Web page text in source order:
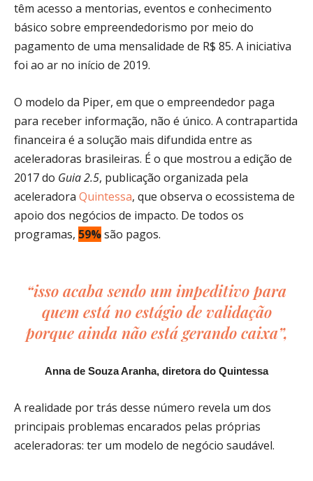
têm acesso a mentorias, eventos e conhecimento
básico sobre empreendedorismo por meio do
pagamento de uma mensalidade de R$ 85. A iniciativa
foi ao ar no início de 2019.
O modelo da Piper, em que o empreendedor paga
para receber informação, não é único. A contrapartida
financeira é a solução mais difundida entre as
aceleradoras brasileiras. É o que mostrou a edição de
2017 do Guia 2.5, publicação organizada pela
aceleradora Quintessa, que observa o ecossistema de
apoio dos negócios de impacto. De todos os
programas, 59%são pagos.
“isso acaba sendo um impeditivo para
quem está no estágio de validação
porque ainda não está gerando caixa”,
Anna de Souza Aranha, diretora do Quintessa
A realidade por trás desse número revela um dos
principais problemas encarados pelas próprias
aceleradoras: ter um modelo de negócio saudável.